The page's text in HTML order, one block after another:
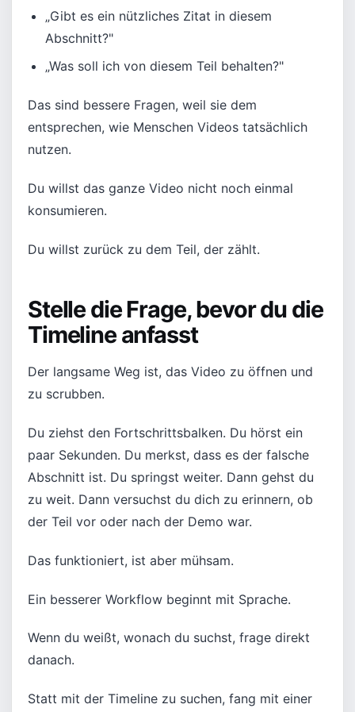
„Gibt es ein nützliches Zitat in diesem
Abschnitt?"
„Was soll ich von diesem Teil behalten?"
Das sind bessere Fragen, weil sie dem
entsprechen, wie Menschen Videos tatsächlich
nutzen.
Du willst das ganze Video nicht noch einmal
konsumieren.
Du willst zurück zu dem Teil, der zählt.
Stelle die Frage, bevor du die
Timeline anfasst
Der langsame Weg ist, das Video zu öffnen und
zu scrubben.
Du ziehst den Fortschrittsbalken. Du hörst ein
paar Sekunden. Du merkst, dass es der falsche
Abschnitt ist. Du springst weiter. Dann gehst du
zu weit. Dann versuchst du dich zu erinnern, ob
der Teil vor oder nach der Demo war.
Das funktioniert, ist aber mühsam.
Ein besserer Workflow beginnt mit Sprache.
Wenn du weißt, wonach du suchst, frage direkt
danach.
Statt mit der Timeline zu suchen, fang mit einer